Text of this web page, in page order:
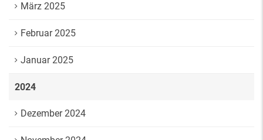
März 2025
Februar 2025
Januar 2025
2024
Dezember 2024